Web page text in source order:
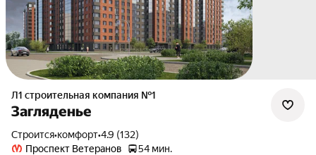
Л1 cтроительная компания №1
Загляденье
Строится•комфорт•4.9 (132)
Проспект Ветеранов
54 мин.